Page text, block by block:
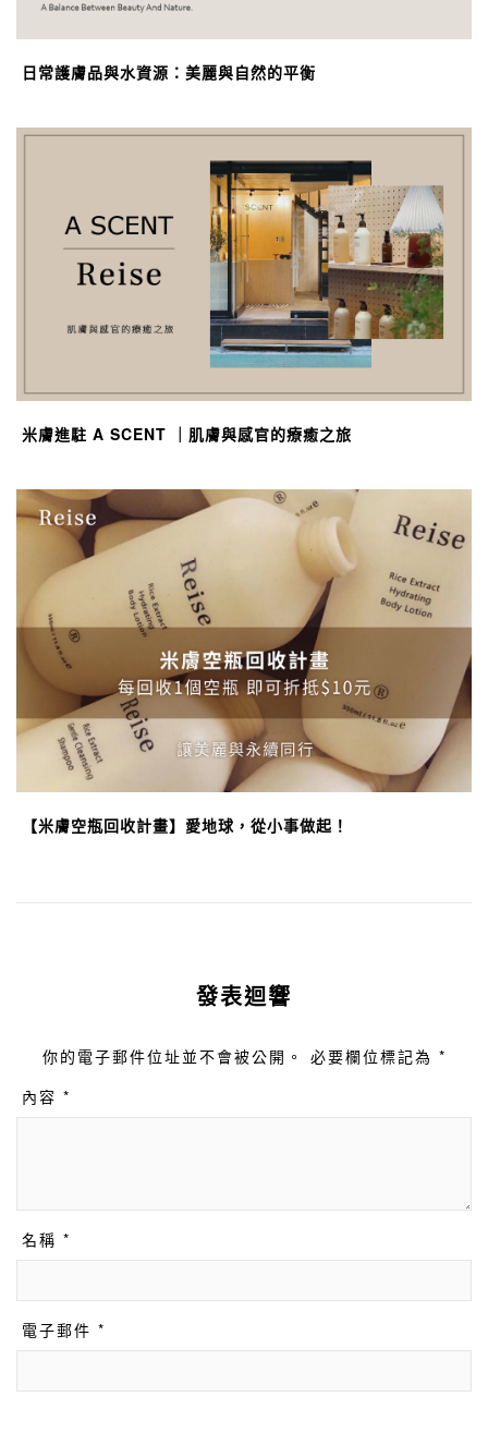
日常護膚品與水資源：美麗與自然的平衡
米膚進駐 A SCENT ｜肌膚與感官的療癒之旅
【米膚空瓶回收計畫】愛地球，從小事做起！
發表迴響
你的電子郵件位址並不會被公開。 必要欄位標記為 *
內容 *
名稱 *
電子郵件 *